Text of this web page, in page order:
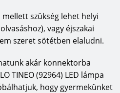
szükség lehet helyi
vagy éjszakai
szeret sötétben elaludni.
akár konnektorba
TINEO (92964) LED lámpa
hogy gyermekünket